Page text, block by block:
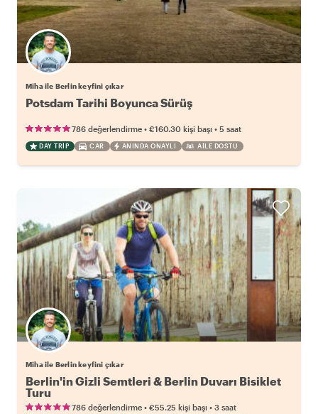
Miha ile Berlin keyfini çıkar
Potsdam Tarihi Boyunca Sürüş
786 değerlendirme • €160.30 kişi başı • 5 saat
DAY TRIP CAR ANINDA ONAYLI AILE DOSTU
Miha ile Berlin keyfini çıkar
Berlin'in Gizli Semtleri & Berlin Duvarı Bisiklet
Turu
786 değerlendirme • €55.25 kişi başı • 3 saat